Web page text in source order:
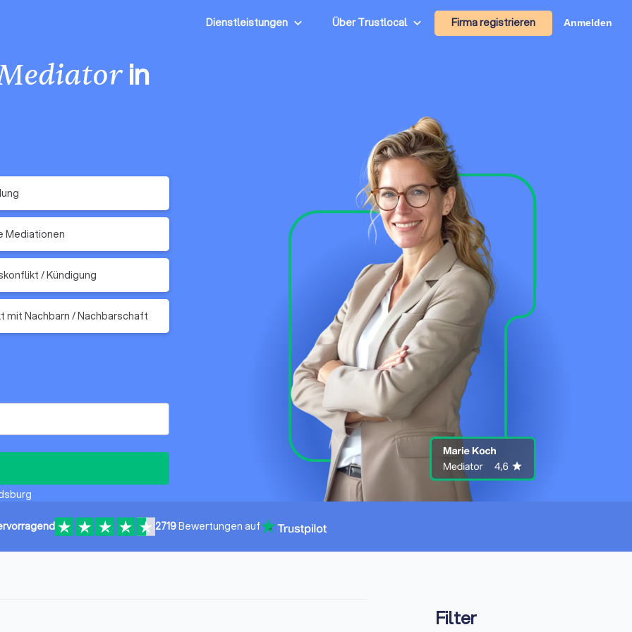
Dienstleistungen Über Trustlocal Firma registrieren Anmelden
in
Mediationen
/ Kündigung
mit Nachbarn / Nachbarschaft
2719Bewertungen auf
Filter